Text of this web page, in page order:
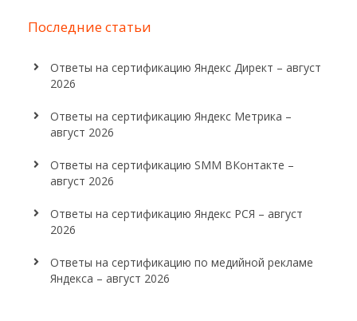
Последние статьи
Ответы на сертификацию Яндекс Директ – август
2026
Ответы на сертификацию Яндекс Метрика –
август 2026
Ответы на сертификацию SMM ВКонтакте –
август 2026
Ответы на сертификацию Яндекс РСЯ – август
2026
Ответы на сертификацию по медийной рекламе
Яндекса – август 2026